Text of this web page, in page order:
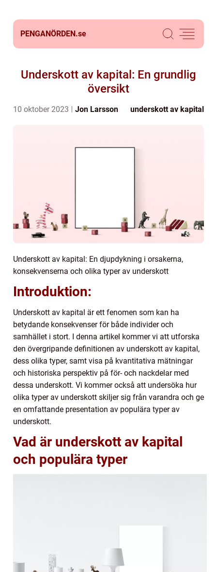
PENGANÖRDEN.se
Underskott av kapital: En grundlig
översikt
10 oktober 2023 Jon Larsson underskott av kapital
Underskott av kapital: En djupdykning i orsakerna,
konsekvenserna och olika typer av underskott
Introduktion:
Underskott av kapital är ett fenomen som kan ha
betydande konsekvenser för både individer och
samhället i stort. I denna artikel kommer vi att utforska
den övergripande definitionen av underskott av kapital,
dess olika typer, samt visa på kvantitativa mätningar
och historiska perspektiv på för- och nackdelar med
dessa underskott. Vi kommer också att undersöka hur
olika typer av underskott skiljer sig från varandra och ge
en omfattande presentation av populära typer av
underskott.
Vad är underskott av kapital
och populära typer